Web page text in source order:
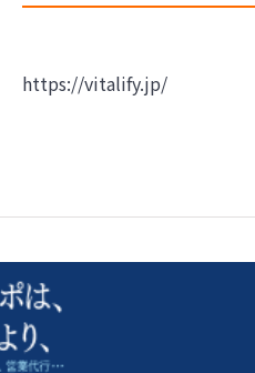
https://vitalify.jp/